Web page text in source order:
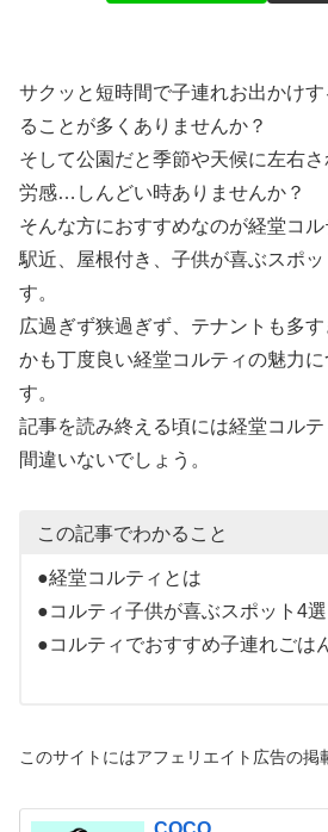
サクッと短時間で子連れお出かけ
ることが多くありませんか？
そして公園だと季節や天候に左右
労感…しんどい時ありませんか？
そんな方におすすめなのが経堂コル
駅近、屋根付き、子供が喜ぶスポ
す。
広過ぎず狭過ぎず、テナントも多
かも丁度良い経堂コルティの魅力
す。
記事を読み終える頃には経堂コル
間違いないでしょう。
この記事でわかること
●経堂コルティとは
●コルティ子供が喜ぶスポット4選
●コルティでおすすめ子連れごは
このサイトにはアフェリエイト広告の掲